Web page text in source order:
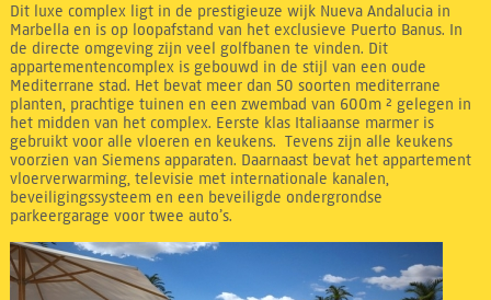
Dit luxe complex ligt in de prestigieuze wijk Nueva Andalucia in
Marbella en is op loopafstand van het exclusieve Puerto Banus. In
de directe omgeving zijn veel golfbanen te vinden. Dit
appartementencomplex is gebouwd in de stijl van een oude
Mediterrane stad. Het bevat meer dan 50 soorten mediterrane
planten, prachtige tuinen en een zwembad van 600m ² gelegen in
het midden van het complex. Eerste klas Italiaanse marmer is
gebruikt voor alle vloeren en keukens. Tevens zijn alle keukens
voorzien van Siemens apparaten. Daarnaast bevat het appartement
vloerverwarming, televisie met internationale kanalen,
beveiligingssysteem en een beveiligde ondergrondse
parkeergarage voor twee auto’s.